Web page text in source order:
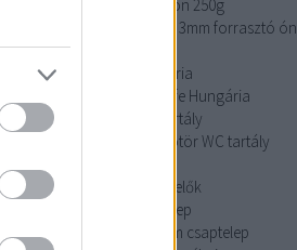
cin 3mm forrasztó ón 250g
cin 3mm forrasztó ón
Pipelife Hungária
Pipelife Hungária
dömötör WC tartály
dömötör WC tartály
érzékelők
Mofem csaptelep
Mofem csaptelep
Mofem csaptelep